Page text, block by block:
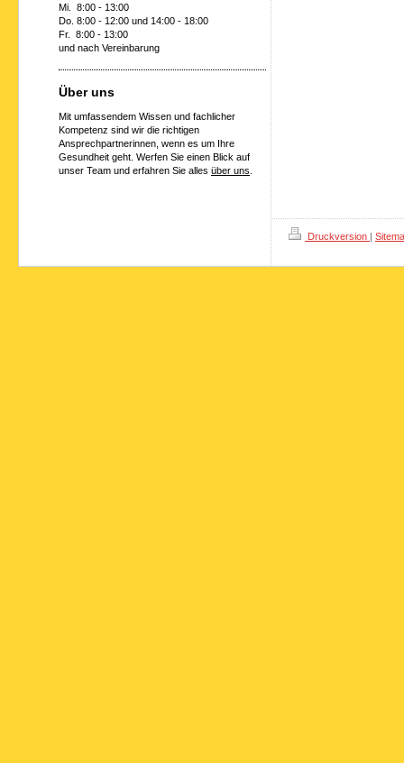
Mi. 8:00 - 13:00
Do. 8:00 - 12:00 und 14:00 - 18:00
Fr. 8:00 - 13:00
und nach Vereinbarung
Über uns
Mit umfassendem Wissen und fachlicher
Kompetenz sind wir die richtigen
Ansprechpartnerinnen, wenn es um Ihre
Gesundheit geht. Werfen Sie einen Blick auf
unser Team und erfahren Sie alles über uns
Druckversion |